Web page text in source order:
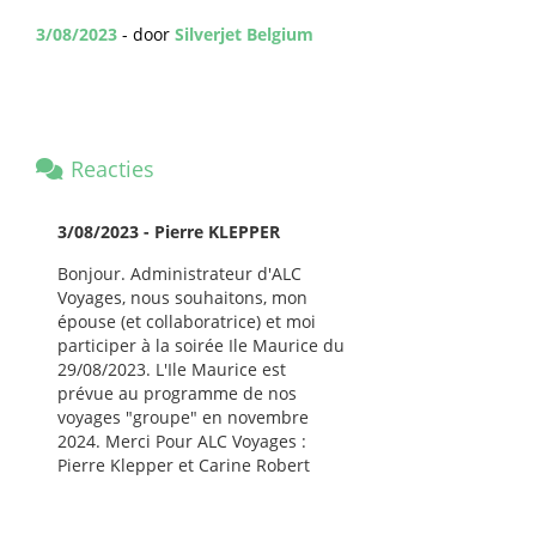
3/08/2023 - door Silverjet Belgium
Reacties
3/08/2023 - Pierre KLEPPER
Bonjour. Administrateur d'ALC
Voyages, nous souhaitons, mon
épouse (et collaboratrice) et moi
participer à la soirée Ile Maurice du
29/08/2023. L'Ile Maurice est
prévue au programme de nos
voyages "groupe" en novembre
2024. Merci Pour ALC Voyages :
Pierre Klepper et Carine Robert